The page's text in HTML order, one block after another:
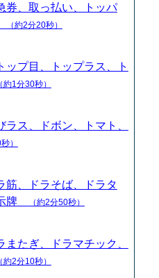
券、取っ払い、トッパ
（約2分20秒）
ップ目、トップラス、ト
（約1分30秒）
ラス、ドボン、トマト、
）
筋、ドラそば、ドラタ
牌
（約2分50秒）
またぎ、ドラマチック、
（約2分10秒）